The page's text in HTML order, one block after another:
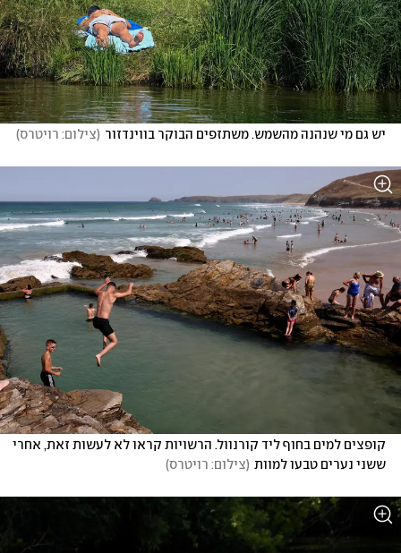
יש גם מי שנהנה מהשמש. משתזפים הבוקר בווינדזור (צילום: רויטרס)
ששני נערים טבעו למוות (צילום: רויטרס)